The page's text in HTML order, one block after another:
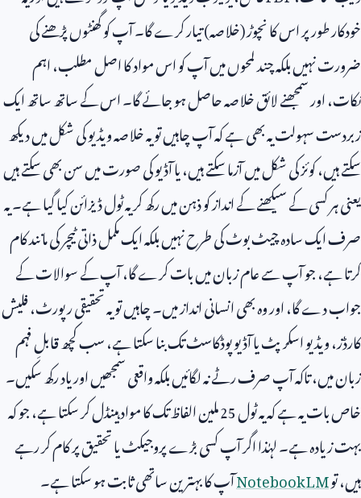
خودکار طور پر اس کا نچوڑ (خلاصہ) تیار کرے گا۔ آپ کو گھنٹوں پڑھنے کی
ضرورت نہیں بلکہ چند لمحوں میں آپ کو اس مواد کا اصل مطلب، اہم
نکات، اور سمجھنے لائق خلاصہ حاصل ہو جائے گا۔ اس کے ساتھ ساتھ ایک
زبردست سہولت یہ بھی ہے کہ آپ چاہیں تو یہ خلاصہ ویڈیو کی شکل میں دیکھ
سکتے ہیں، کوئز کی شکل میں آزما سکتے ہیں، یا آڈیو کی صورت میں سن بھی سکتے ہیں
یعنی ہر کسی کے سیکھنے کے انداز کو ذہن میں رکھ کر یہ ٹول ڈیزائن کیا گیا ہے۔ یہ
صرف ایک سادہ چیٹ بوٹ کی طرح نہیں بلکہ ایک مکمل ذاتی ٹیچر کی مانند کام
کرتا ہے، جو آپ سے عام زبان میں بات کرے گا، آپ کے سوالات کے
جواب دے گا، اور وہ بھی انسانی انداز میں۔ چاہیں تو یہ تحقیقی رپورٹ، فلیش
کارڈز، ویڈیو اسکرپٹ یا آڈیو پوڈکاسٹ تک بنا سکتا ہے، سب کچھ قابلِ فہم
زبان میں، تاکہ آپ صرف رٹے نہ لگائیں بلکہ واقعی سمجھیں اور یاد رکھ سکیں۔
خاص بات یہ ہے کہ یہ ٹول25ملین الفاظ تک کا مواد ہینڈل کر سکتا ہے، جو کہ
بہت زیادہ ہے۔ لہٰذا اگر آپ کسی بڑے پروجیکٹ یا تحقیق پر کام کر رہے
ہیں، توNotebook LMآپ کا بہترین ساتھی ثابت ہو سکتا ہے۔